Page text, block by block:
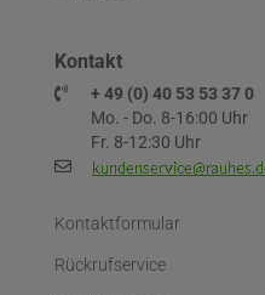
Kontakt
+ 49 (0) 40 53 53 37 0
Mo. - Do. 8-16:00 Uhr
Fr. 8-12:30 Uhr
Kontaktformular
Rückrufservice